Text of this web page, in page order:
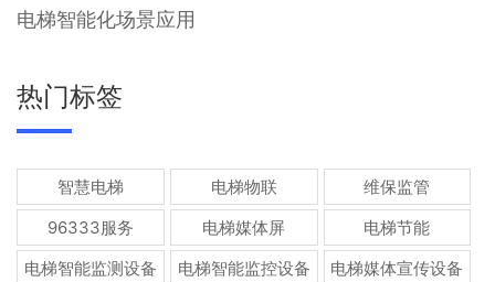
电梯智能化场景应用
热门标签
智慧电梯 电梯物联
维保监管
96333服务
电梯媒体屏
电梯节能
电梯智能监测设备
电梯智能监控设备
电梯媒体宣传设备